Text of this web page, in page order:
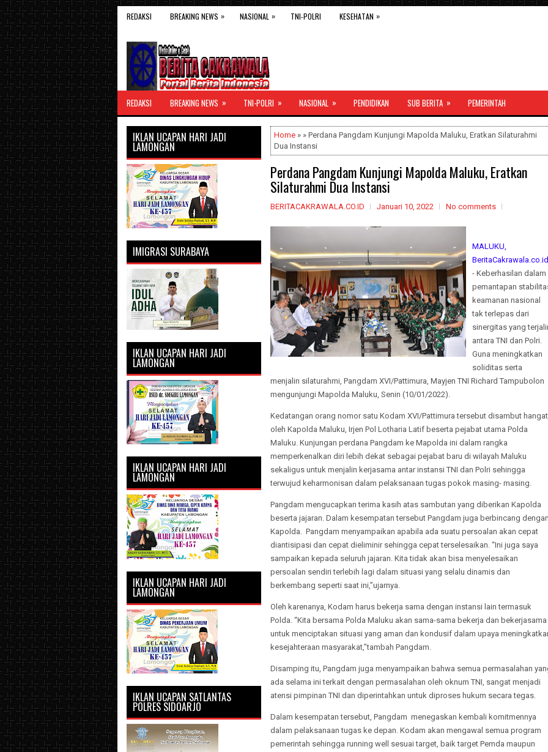
REDAKSI BREAKING NEWS » NASIONAL » TNI-POLRI KESEHATAN »
REDAKSI BREAKING NEWS » TNI-POLRI » NASIONAL » PENDIDIKAN SUB BERITA » PEMERINTAH
Home » » Perdana Pangdam Kunjungi Mapolda Maluku, Eratkan Silaturahmi
Dua Instansi
Perdana Pangdam Kunjungi Mapolda Maluku, Eratkan
Silaturahmi Dua Instansi
BERITACAKRAWALA.CO.ID Januari 10, 2022 No comments
MALUKU,
BeritaCakrawala.co.id
- Keberhasilan dalam
pemantapan
keamanan nasional
tak terlepas dari
sinergitas yang
antara TNI dan Polri.
Guna meningkatkan
soliditas serta
menjalin silaturahmi, Pangdam XVI/Pattimura, Mayjen TNI Richard Tampubolon
mengunjungi Mapolda Maluku, Senin (10/01/2022).
Kedatangan orang nomor satu Kodam XVI/Pattimura tersebut disambut hangat
oleh Kapolda Maluku, Irjen Pol Lotharia Latif beserta pejabat utama Polda
Maluku. Kunjungan perdana Pangdam ke Mapolda ini dalam rangka
memperkenalkan diri lebih dekat sebagai pejabat baru di wilayah Maluku
sekaligus untuk menjalin kerjasama antar instansi TNI dan Polri sehingga
terwujud keharmonisan dalam pelaksanaan tugas pokok masing- masing.
Pangdam mengucapkan terima kasih atas sambutan yang diberikan Kapolda
beserta jajaran. Dalam kesempatan tersebut Pangdam juga berbincang
Kapolda. Pangdam menyampaikan apabila ada suatu persoalan akan cepat
diantisipasi dan cepat dieliminir sehingga cepat terselesaikan. “Ini juga saya
sampaikan kepada seluruh jajaran. Kita tidak akan bisa menyelesaikan
persoalan sendiri terlebih lagi dalam situasi yang selalu dinamis dan
berkembang seperti saat ini,”ujarnya.
Oleh karenanya, Kodam harus bekerja sama dengan instansi lain termasuk
Polda. “Kita bersama Polda Maluku akan sama-sama bekerja dan bekerjasama
untuk menciptakan situasi yang aman dan kondusif dalam upaya
kesejahteraan masyarakat,”tambah Pangdam.
Disamping itu, Pangdam juga menyampaikan bahwa semua permasalahan
ada selama ini terkait dengan permasalahan oleh oknum TNI, sangat menjadi
atensi pimpinan TNI dan diperintahkan untuk diproses hukum secara tegas.
Dalam kesempatan tersebut, Pangdam menegaskan kembali komitmennya
dalam pelaksanaan tugas ke depan. Kodam akan mengawal semua program
pemerintah sehingga running well sesuai target, baik target Pemda maupun
IKLAN UCAPAN HARI JADI
LAMONGAN
IMIGRASI SURABAYA
IKLAN UCAPAN HARI JADI
LAMONGAN
IKLAN UCAPAN HARI JADI
LAMONGAN
IKLAN UCAPAN HARI JADI
LAMONGAN
IKLAN UCAPAN SATLANTAS
POLRES SIDOARJO